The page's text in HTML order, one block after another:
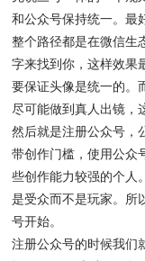
和公众号保持统一。最
整个路径都是在微信生
字来找到你，这样效果
要保证头像是统一的。
尽可能做到真人出镜，
然后就是注册公众号，
带创作门槛，使用公众
些创作能力较强的个人
是受众而不是玩家。所
号开始。
注册公众号的时候我们